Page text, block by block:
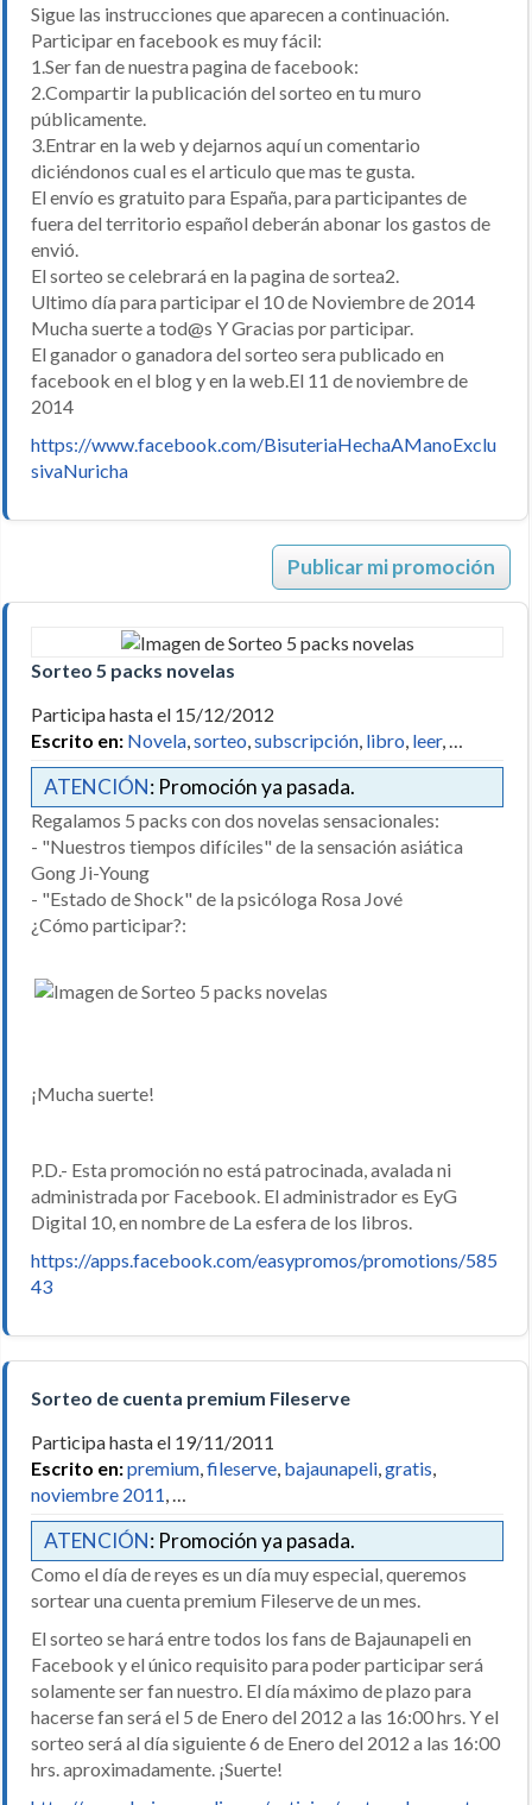
Sigue las instrucciones que aparecen a continuación.
Participar en facebook es muy fácil:
1.Ser fan de nuestra pagina de facebook:
2.Compartir la publicación del sorteo en tu muro
públicamente.
3.Entrar en la web y dejarnos aquí un comentario
diciéndonos cual es el articulo que mas te gusta.
El envío es gratuito para España, para participantes de
fuera del territorio español deberán abonar los gastos de
envió.
El sorteo se celebrará en la pagina de sortea2.
Ultimo día para participar el 10 de Noviembre de 2014
Mucha suerte a tod@s Y Gracias por participar.
El ganador o ganadora del sorteo sera publicado en
facebook en el blog y en la web.El 11 de noviembre de
2014
https://www.facebook.com/BisuteriaHechaAManoExclu
sivaNuricha
Publicar mi promoción
Sorteo 5 packs novelas
Participa hasta el 15/12/2012
Escrito en: Novela,sorteo,subscripción, libro, leer, …
ATENCIÓN: Promoción ya pasada.
Regalamos 5 packs con dos novelas sensacionales:
- "Nuestros tiempos difíciles" de la sensación asiática
Gong Ji-Young
- "Estado de Shock" de la psicóloga Rosa Jové
¿Cómo participar?:
¡Mucha suerte!
P.D.- Esta promoción no está patrocinada, avalada ni
administrada por Facebook. El administrador es EyG
Digital 10, en nombre de La esfera de los libros.
https://apps.facebook.com/easypromos/promotions/585
43
Sorteo de cuenta premium Fileserve
Participa hasta el 19/11/2011
Escrito en:premium,fileserve, bajaunapeli,gratis,
noviembre 2011, …
ATENCIÓN: Promoción ya pasada.
Como el día de reyes es un día muy especial, queremos
sortear una cuenta premium Fileserve de un mes.
El sorteo se hará entre todos los fans de Bajaunapeli en
Facebook y el único requisito para poder participar será
solamente ser fan nuestro. El día máximo de plazo para
hacerse fan será el 5 de Enero del 2012 a las 16:00 hrs. Y el
sorteo será al día siguiente 6 de Enero del 2012 a las 16:00
hrs. aproximadamente. ¡Suerte!